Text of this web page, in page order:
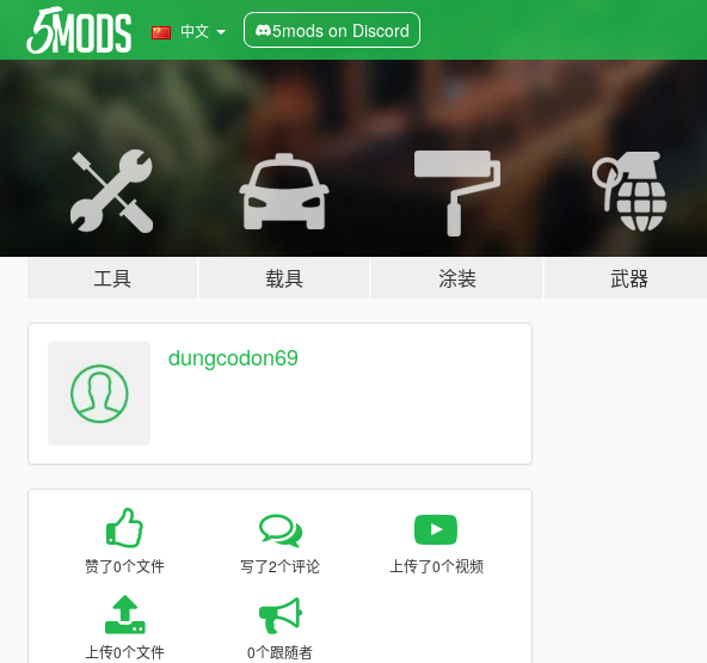
中文 5mods on Discord
工具 载具 涂装 武器
dungcodon69
赞了0个文件 写了2个评论 上传了0个视频
上传0个文件 0个跟随者